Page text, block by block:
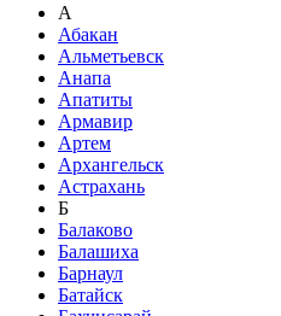
А
Абакан
Альметьевск
Анапа
Апатиты
Армавир
Артем
Архангельск
Астрахань
Б
Балаково
Балашиха
Барнаул
Батайск